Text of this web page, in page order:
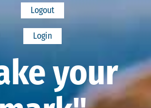
Logout
Login
your